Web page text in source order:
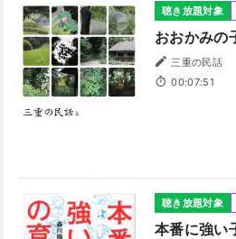
聴き放題対象
おおかみ
三重の民話
00:07:51
聴き放題対象
本番に強い